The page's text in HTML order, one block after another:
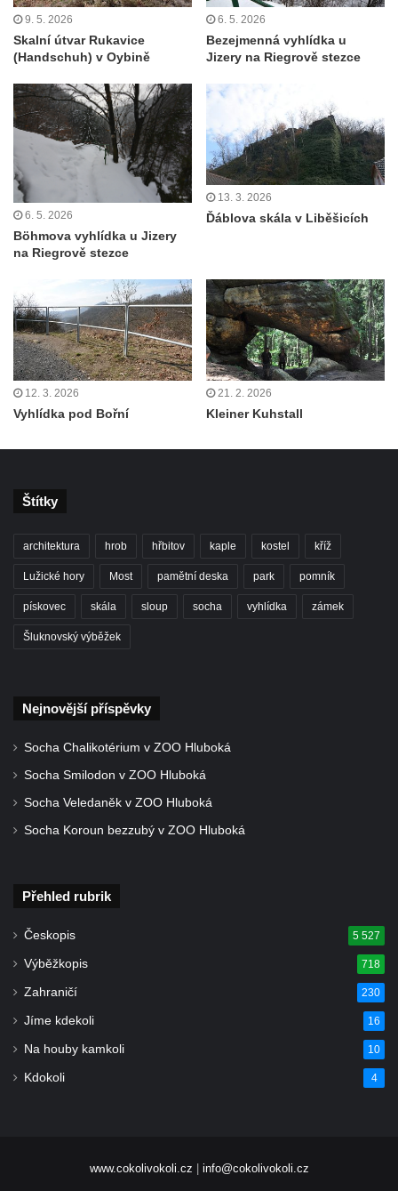
Střední vrch
Sedlecký Špičák
Poslední masiv
Vyhlídka Kohoutí vrch
Vyhlídka Šroubený
Čertova zeď (+ Malá Čertova zeď a Rasova
rokle)
Nonnenfelsen (Zittauer Gebirge)
Carolafelsen (Zittauer Gebirge)
Große und Kleine Orgel
Kaiserkrone
Zirkelstein
Jeskyně Na Pozici
Skalní věž Ropucha
Vyhlídka Jelení skok u Nového Boru
Konojedské bochníky
Vyhlídka u Šenovské jehly (Kamenický
Vyhlídka Jehla u České Kamenice
Vyhlídka na Dlouhém hřebeni
č. 2)
Vyhlídka Volský kámen pod Hrazeným
9. 5. 2026
Skalní útvar Rukavice
(Handschuh) v Oybině
6. 5. 2026
Bezejmenná vyhlídka u
Jizery na Riegrově stezce
6. 5. 2026
Böhmova vyhlídka u Jizery
na Riegrově stezce
13. 3. 2026
Ďáblova skála v Liběšicích
12. 3. 2026
Vyhlídka pod Bořní
21. 2. 2026
Kleiner Kuhstall
Štítky
architektura hrob hřbitov kaple kostel kříž
Lužické hory Most pamětní deska park pomník
pískovec skála sloup socha vyhlídka zámek
Šluknovský výběžek
Nejnovější příspěvky
Socha Chalikotérium v ZOO Hluboká
Socha Smilodon v ZOO Hluboká
Socha Veledaněk v ZOO Hluboká
Socha Koroun bezzubý v ZOO Hluboká
Přehled rubrik
Českopis 5 527
Výběžkopis 718
Zahraničí 230
Jíme kdekoli 16
Na houby kamkoli 10
Kdokoli 4
www.cokolivokoli.cz info@cokolivokoli.cz